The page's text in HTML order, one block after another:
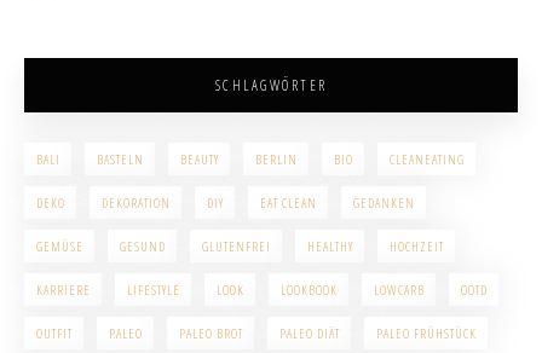
SCHLAGWÖRTER
BALI BASTELN BEAUTY BERLIN BIO CLEANEATING
DEKO DEKORATION DIY EAT CLEAN GEDANKEN
GEMÜSE GESUND GLUTENFREI HEALTHY HOCHZEIT
KARRIERE LIFESTYLE LOOK LOOKBOOK LOWCARB OOTD
OUTFIT PALEO PALEO BROT PALEO DIÄT PALEO FRÜHSTÜCK